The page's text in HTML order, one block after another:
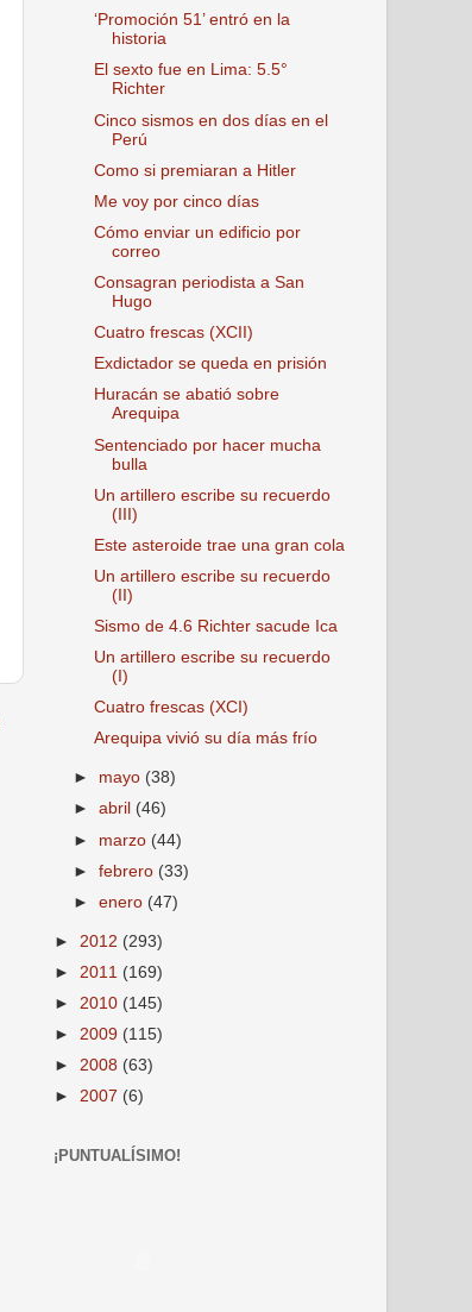
‘Promoción 51’ entró en la
historia
El sexto fue en Lima: 5.5°
Richter
Cinco sismos en dos días en el
Perú
Como si premiaran a Hitler
Me voy por cinco días
Cómo enviar un edificio por
correo
Consagran periodista a San
Hugo
Cuatro frescas (XCII)
Exdictador se queda en prisión
Huracán se abatió sobre
Arequipa
Sentenciado por hacer mucha
bulla
Un artillero escribe su recuerdo
(III)
Este asteroide trae una gran cola
Un artillero escribe su recuerdo
(II)
Sismo de 4.6 Richter sacude Ica
Un artillero escribe su recuerdo
(I)
Cuatro frescas (XCI)
Arequipa vivió su día más frío
► mayo (38)
►abril (46)
► marzo (44)
►febrero (33)
►enero (47)
► 2012 (293)
► 2011 (169)
► 2010 (145)
► 2009 (115)
► 2008 (63)
► 2007 (6)
¡PUNTUALÍSIMO!